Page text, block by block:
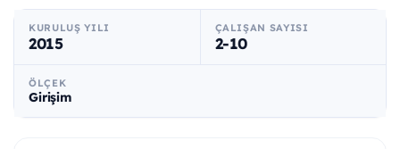
KURULUŞ YILI
2015
ÇALIŞAN SAYISI
2-10
ÖLÇEK
Girişim